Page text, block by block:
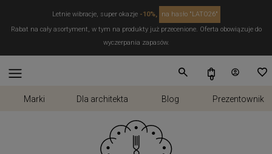
Letnie wibracje, super okazje -10%,
na hasło "LATO26"
Rabat na cały asortyment, w tym na produkty już przecenione. Oferta obowiązuje do
wyczerpania zapasów.
Marki Dla architekta Blog Prezentownik